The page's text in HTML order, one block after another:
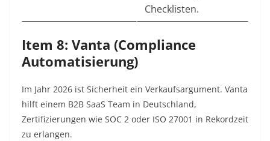
Checklisten.
Item 8: Vanta (Compliance
Automatisierung)
Im Jahr 2026 ist Sicherheit ein Verkaufsargument. Vanta
hilft einem B2B SaaS Team in Deutschland,
Zertifizierungen wie SOC 2 oder ISO 27001 in Rekordzeit
zu erlangen.